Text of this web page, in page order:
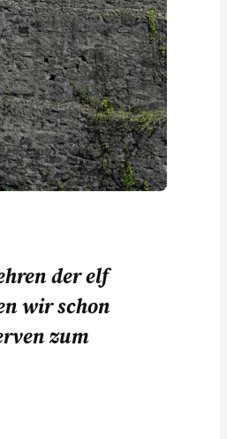
der elf
wir schon
zum